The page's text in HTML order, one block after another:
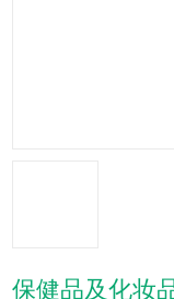
保健品及化妆